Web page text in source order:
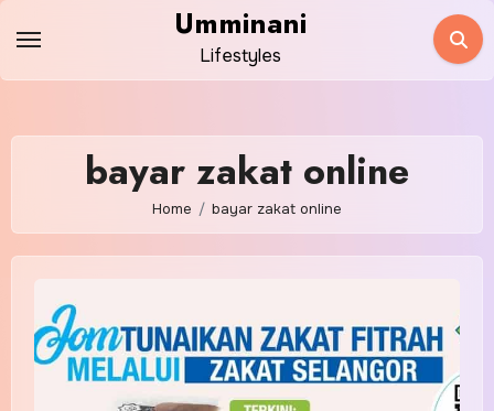
content
Umminani
Lifestyles
bayar zakat online
Home bayar zakat online